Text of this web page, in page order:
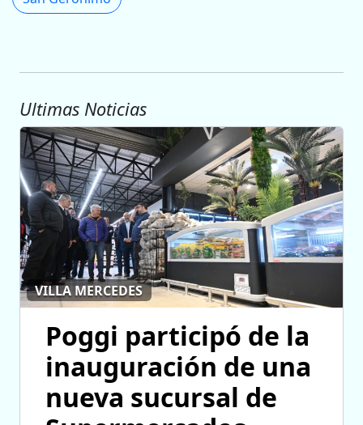
Ultimas Noticias
VILLA MERCEDES
Poggi participó de la
inauguración de una
nueva sucursal de